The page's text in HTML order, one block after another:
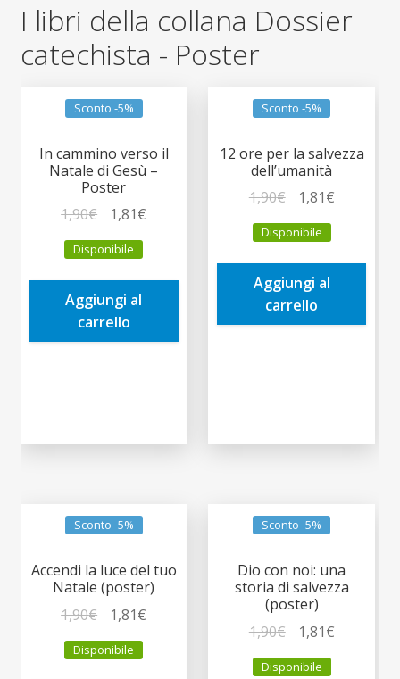
I libri della collana Dossier
catechista - Poster
Sconto -5%
In cammino verso il
Natale di Gesù –
Poster
1,90€
prezzo
originale
era:
1,90€.
1,81€
è:
Disponibile
Aggiungi al
carrello
Sconto -5%
12 ore per la salvezza
dell’umanità
1,90€
prezzo
originale
era:
1,90€.
1,81€Il
è:
Disponibile
Aggiungi al
carrello
Sconto -5%
Accendi la luce del tuo
Natale (poster)
1,90€
prezzo
originale
1,81€
Disponibile
Sconto -5%
Dio con noi: una
storia di salvezza
(poster)
1,90€
prezzo
1,81€Il
Disponibile